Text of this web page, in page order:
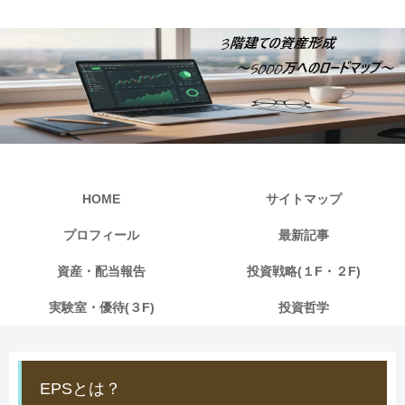
HOME サイトマップ
プロフィール 最新記事
資産・配当報告 投資戦略(１F・２F)
実験室・優待(３F) 投資哲学
EPSとは？